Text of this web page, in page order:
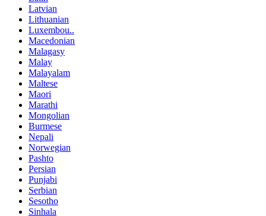
Latvian
Lithuanian
Luxembou..
Macedonian
Malagasy
Malay
Malayalam
Maltese
Maori
Marathi
Mongolian
Burmese
Nepali
Norwegian
Pashto
Persian
Punjabi
Serbian
Sesotho
Sinhala